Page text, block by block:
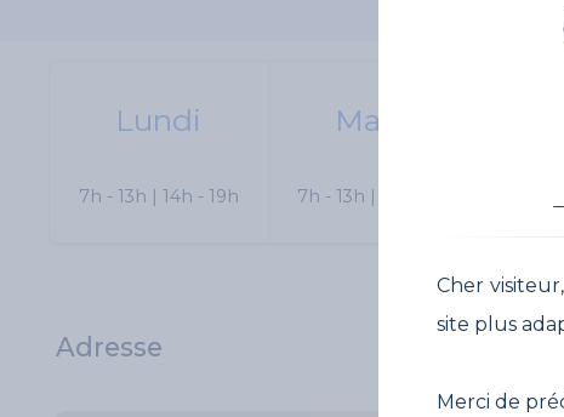
Lundi
7h - 13h | 14h - 19h
Mardi
7h - 13h | 14h - 19h 7h -
Adresse
Cher
site plus
Merci de